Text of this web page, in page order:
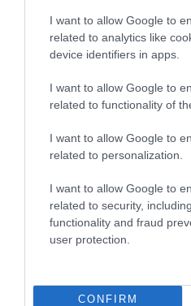
I want to allow Google to
related to analytics like
device identifiers in apps.
I want to allow Google to
related to functionality of
I want to allow Google to
related to personalization.
I want to allow Google to
related to security,
functionality and fraud
user protection.
CONFIRM
20.07.2026
Αυτά είναι τα
στις υψηλές